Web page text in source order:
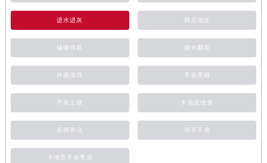
进水进灰 网点地址
磕碰摔坏 抛光翻新
外观清洗 手表受磁
手表生锈 卡地亚维修
新闻资讯 浪琴手表
卡地亚手表售后